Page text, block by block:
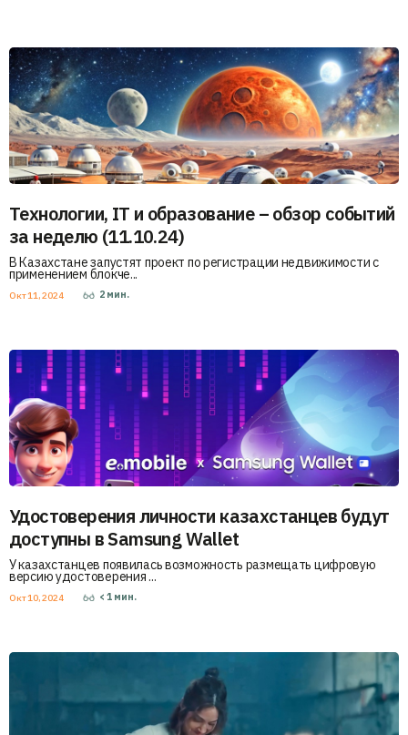
Технологии, IT и образование – обзор событий
за неделю (11.10.24)
В Казахстане запустят проект по регистрации недвижимости с
применением блокче...
Окт 11, 2024 2 мин.
Удостоверения личности казахстанцев будут
доступны в Samsung Wallet
У казахстанцев появилась возможность размещать цифровую
версию удостоверения ...
Окт 10, 2024 < 1 мин.